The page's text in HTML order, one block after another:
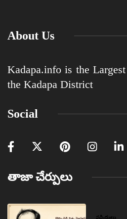
About Us
Kadapa.info is the
the Kadapa District
Social
తాజా చేర్పులు
ప్రసిద్ధులు